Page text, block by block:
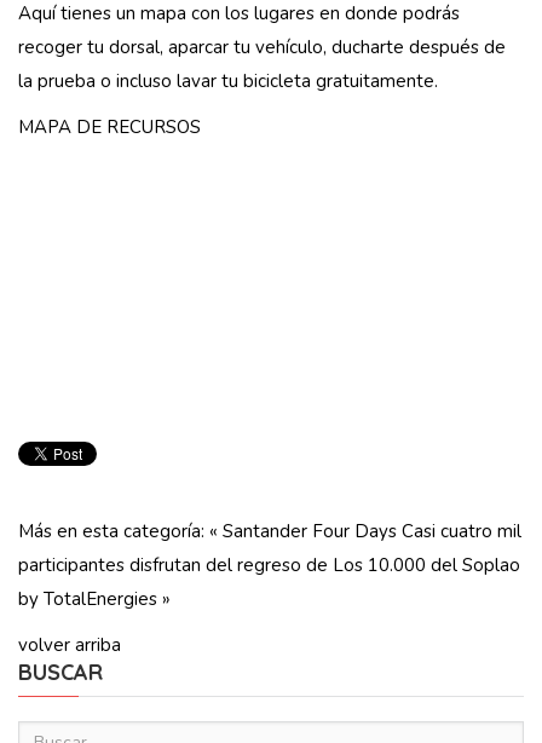
Aquí tienes un mapa con los lugares en donde podrás
recoger tu dorsal, aparcar tu vehículo, ducharte después de
la prueba o incluso lavar tu bicicleta gratuitamente.
MAPA DE RECURSOS
Más en esta categoría: « Santander Four Days Casi cuatro mil
participantes disfrutan del regreso de Los 10.000 del Soplao
by TotalEnergies »
volver arriba
BUSCAR